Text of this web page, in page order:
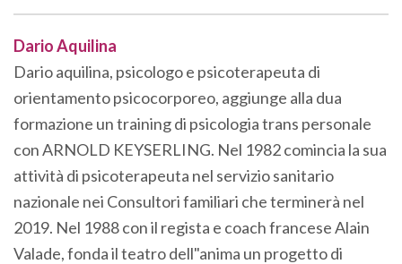
Dario Aquilina
Dario aquilina, psicologo e psicoterapeuta di
orientamento psicocorporeo, aggiunge alla dua
formazione un training di psicologia trans personale
con ARNOLD KEYSERLING. Nel 1982 comincia la sua
attività di psicoterapeuta nel servizio sanitario
nazionale nei Consultori familiari che terminerà nel
2019. Nel 1988 con il regista e coach francese Alain
Valade, fonda il teatro dell"anima un progetto di